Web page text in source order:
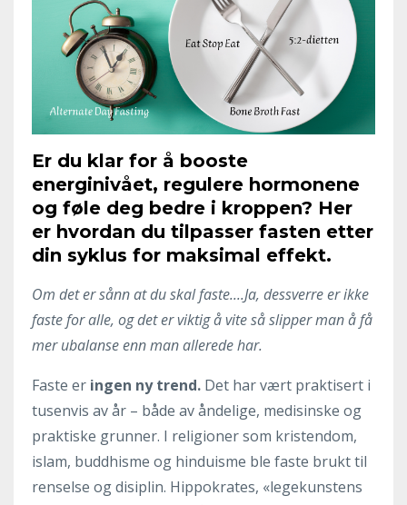
Er du klar for å booste
energinivået, regulere hormonene
og føle deg bedre i kroppen? Her
er hvordan du tilpasser fasten etter
din syklus for maksimal effekt.
Om det er sånn at du skal faste....Ja, dessverre er ikke
faste for alle, og det er viktig å vite så slipper man å få
mer ubalanse enn man allerede har.
Faste er ingen ny trend. Det har vært praktisert i
tusenvis av år – både av åndelige, medisinske og
praktiske grunner. I religioner som kristendom,
islam, buddhisme og hinduisme ble faste brukt til
renselse og disiplin. Hippokrates, «legekunstens